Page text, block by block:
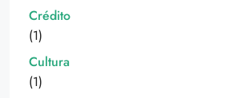
Crédito
(1)
Cultura
(1)